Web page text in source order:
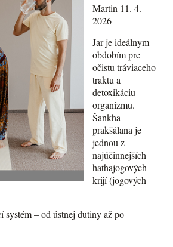
Martin 11. 4.
2026
Jar je ideálnym
obdobím pre
očistu tráviaceho
traktu a
detoxikáciu
organizmu.
Šankha
prakšálana je
jednou z
najúčinnejších
hathajogových
krijí (jogových
systém – od ústnej dutiny až po